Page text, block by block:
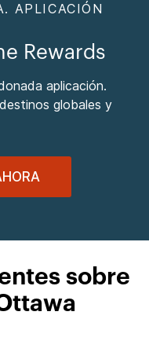
APLICACIÓN
Rewards
aplicación.
globales y
sobre